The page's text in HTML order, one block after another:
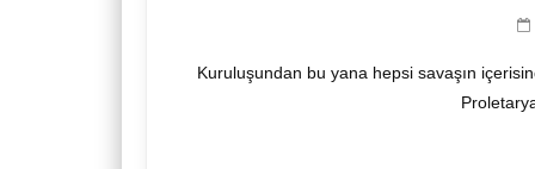
Kuruluşundan bu yana hepsi savaşın